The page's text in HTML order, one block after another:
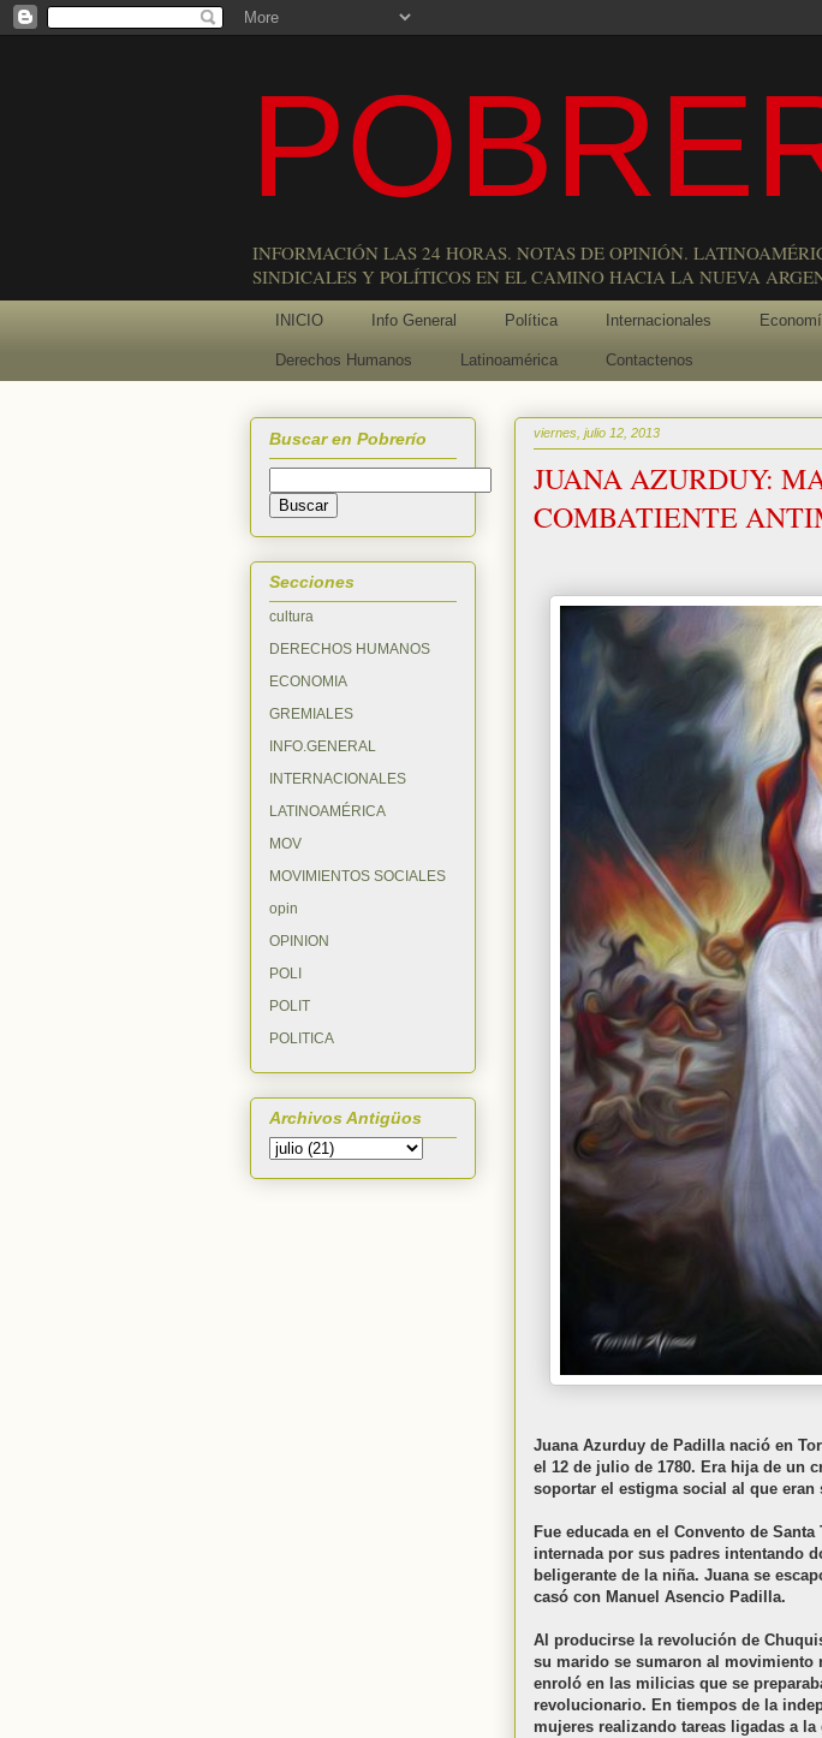
INFORMACIÓN LAS 24 HORAS. NOTAS DE OPINIÓN.
SINDICALES Y POLÍTICOS EN EL CAMINO HACIA LA NUEVA
INICIO Info General Política Internacionales
Derechos Humanos Latinoamérica Contactenos
viernes, julio 12, 2013
JUANA AZURDUY:
COMBATIENTE
Juana Azurduy de Padilla nació en
el 12 de julio de 1780. Era hija de un
soportar el estigma social al que
Fue educada en el Convento de
internada por sus padres intentando
beligerante de la niña. Juana se esca
casó con Manuel Asencio Padilla.
Al producirse la revolución de
su marido se sumaron al
enroló en las milicias que se
revolucionario. En tiempos de la
mujeres realizando tareas ligadas a la
Buscar en Pobrerío
Secciones
cultura
DERECHOS HUMANOS
ECONOMIA
GREMIALES
INFO.GENERAL
INTERNACIONALES
LATINOAMÉRICA
MOV
MOVIMIENTOS SOCIALES
opin
OPINION
POLI
POLIT
POLITICA
Archivos Antigüos